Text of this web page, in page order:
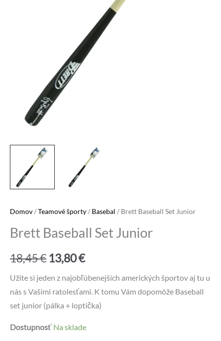
Domov/Teamové športy/ Basebal / Brett Baseball Set Junior
Brett Baseball Set Junior
18,45€ Pôvodná
cena
bola:
18,45 €.
13,80€Aktuálna
cena
je:
Užite si jeden z najobľúbenejších amerických športov aj tu u
nás s Vašimi ratolesťami. K tomu Vám dopomôže Baseball
set junior (pálka + loptička)
Dostupnosť Na sklade